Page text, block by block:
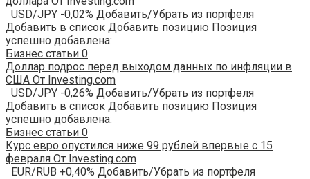
USD/JPY -0,02% Добавить/Убрать из портфеля
Добавить в список Добавить позицию Позиция
успешно добавлена:
Бизнес статьи 0
Доллар подрос перед выходом данных по инфляции в
США От Investing.com
USD/JPY -0,26% Добавить/Убрать из портфеля
Добавить в список Добавить позицию Позиция
успешно добавлена:
Бизнес статьи 0
Курс евро опустился ниже 99 рублей впервые с 15
февраля От Investing.com
EUR/RUB +0,40% Добавить/Убрать из портфеля